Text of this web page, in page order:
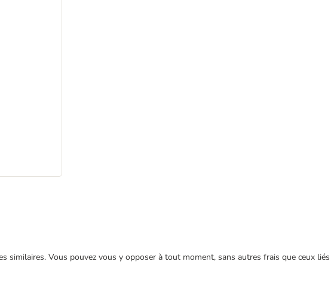
Vous pouvez vous y opposer à tout moment, sans autres frais que ceux liés